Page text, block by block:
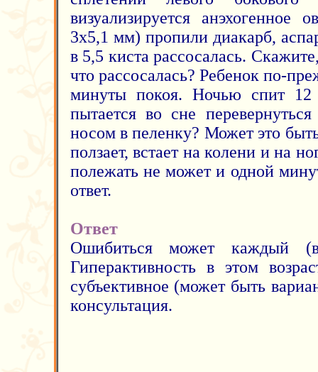
визуализируется анэхогенное
3х5,1 мм) пропили диакарб,
в 5,5 киста рассосалась.
что рассосалась? Ребенок по-
минуты покоя. Ночью спит 12
пытается во сне
носом в пеленку? Может это
ползает, встает на колени и на
полежать не может и одной
ответ.
Ответ
Ошибиться может каждый
Гиперактивность в этом
субъективное (может быть
консультация.